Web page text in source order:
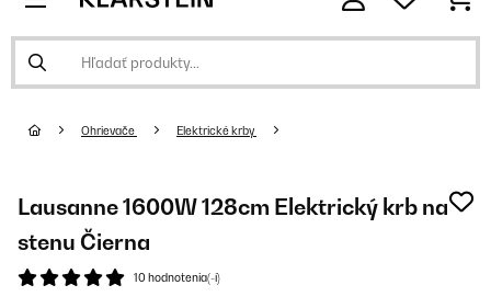
Ohrievače Elektrické krby
Lausanne 1600W 128cm Elektrický krb na
stenu Čierna
10 hodnotenia(-í)